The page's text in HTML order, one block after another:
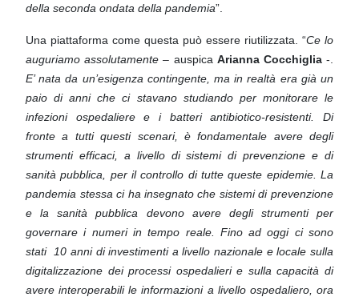
dellaseconda ondata della pandemia”.
Una piattaforma come questa può essere riutilizzata. “Ce lo
auguriamo assolutamente – auspica Arianna Cocchiglia-.
E’ natada un’esigenza contingente, ma in realtà era già un
paio di anni che ci stavano studiando per monitorare le
infezioni ospedalieree i batteri antibiotico-resistenti. Di
fronte a tutti questi scenari, è fondamentale avere degli
strumenti efficaci, a livello di sistemi diprevenzione e di
sanità pubblica, per il controllo di tutte queste epidemie. La
pandemia stessa ci ha insegnato che sistemi di prevenzione
e la sanità pubblica devono avere degli strumenti per
governare i numeri in tempo reale. Fino ad oggi ci sono
stati
10 anni di investimenti a livello nazionale e locale sulla
digitalizzazione dei processi ospedalieri e sulla capacità di
avereinteroperabili le informazioni a livello ospedaliero, ora